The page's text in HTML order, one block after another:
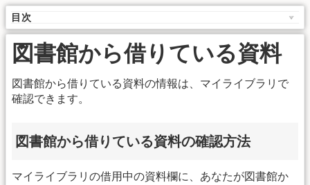
目次
図書館から借りている資料
図書館から借りている資料の情報は、マイライブラリで
確認できます。
図書館から借りている資料の確認方法
マイライブラリの借用中の資料欄に、あなたが図書館か